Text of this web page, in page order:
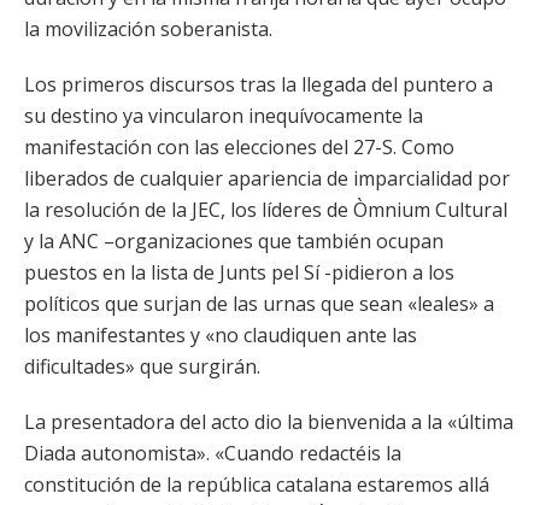
la movilización soberanista.
Los primeros discursos tras la llegada del puntero a
su destino ya vincularon inequívocamente la
manifestación con las elecciones del 27-S. Como
liberados de cualquier apariencia de imparcialidad por
la resolución de la JEC, los líderes de Òmnium Cultural
y la ANC –organizaciones que también ocupan
puestos en la lista de Junts pel Sí -pidieron a los
políticos que surjan de las urnas que sean «leales» a
los manifestantes y «no claudiquen ante las
dificultades» que surgirán.
La presentadora del acto dio la bienvenida a la «última
Diada autonomista». «Cuando redactéis la
constitución de la república catalana estaremos allá